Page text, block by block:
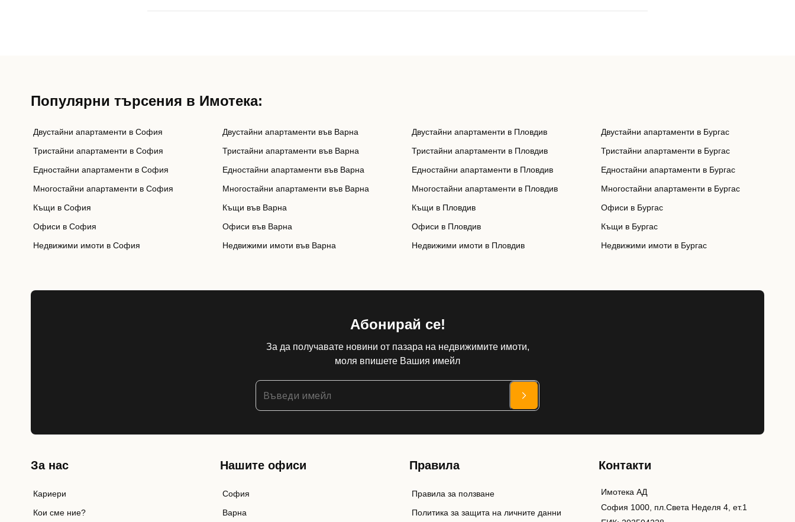
Популярни търсения в Имотека:
Двустайни апартаменти в София
Тристайни апартаменти в София
Едностайни апартаменти в София
Многостайни апартаменти в София
Къщи в София
Офиси в София
Недвижими имоти в София
Двустайни апартаменти във Варна
Тристайни апартаменти във Варна
Едностайни апартаменти във Варна
Многостайни апартаменти във Варна
Къщи във Варна
Офиси във Варна
Недвижими имоти във Варна
Двустайни апартаменти в Пловдив
Тристайни апартаменти в Пловдив
Едностайни апартаменти в Пловдив
Многостайни апартаменти в Пловдив
Къщи в Пловдив
Офиси в Пловдив
Недвижими имоти в Пловдив
Двустайни апартаменти в Бургас
Тристайни апартаменти в Бургас
Едностайни апартаменти в Бургас
Многостайни апартаменти в Бургас
Офиси в Бургас
Къщи в Бургас
Недвижими имоти в Бургас
Абонирай се!
За да получавате новини от пазара на недвижимите имоти,
моля впишете Вашия имейл
За нас
Кариери
Кои сме ние?
Нашите офиси
София
Варна
Правила
Правила за ползване
Политика за защита на личните данни
Контакти
Имотека АД
София 1000, пл.Света Неделя 4, ет.1